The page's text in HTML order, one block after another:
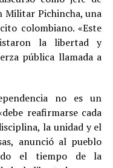
Militar Pichincha, una
colombiano. «Este
la libertad y
pública llamada a
no es un
reafirmarse cada
la unidad y el
anunció al pueblo
el tiempo de la